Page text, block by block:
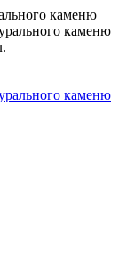
каменю